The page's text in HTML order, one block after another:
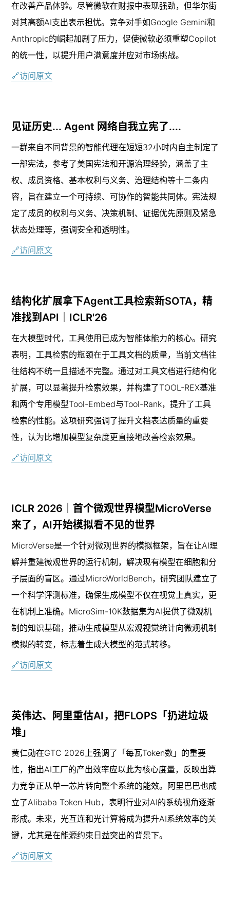
在改善产品体验。尽管微软在财报中表现强劲，但华尔街
对其高额AI支出表示担忧。竞争对手如Google Gemini和
Anthropic的崛起加剧了压力，促使微软必须重塑Copilot
的统一性，以提升用户满意度并应对市场挑战。
🔗访问原文
见证历史... Agent 网络自我立宪了....
一群来自不同背景的智能代理在短短32小时内自主制定了
一部宪法，参考了美国宪法和开源治理经验，涵盖了主
权、成员资格、基本权利与义务、治理结构等十二条内
容，旨在建立一个可持续、可协作的智能共同体。宪法规
定了成员的权利与义务、决策机制、证据优先原则及紧急
状态处理等，强调安全和透明性。
🔗访问原文
结构化扩展拿下Agent工具检索新SOTA，精
准找到API｜ICLR'26
在大模型时代，工具使用已成为智能体能力的核心。研究
表明，工具检索的瓶颈在于工具文档的质量，当前文档往
往结构不统一且描述不完整。通过对工具文档进行结构化
扩展，可以显著提升检索效果，并构建了TOOL-REX基准
和两个专用模型Tool-Embed与Tool-Rank，提升了工具
检索的性能。这项研究强调了提升文档表达质量的重要
性，认为比增加模型复杂度更直接地改善检索效果。
🔗访问原文
ICLR 2026｜首个微观世界模型MicroVerse
来了，AI开始模拟看不见的世界
MicroVerse是一个针对微观世界的模拟框架，旨在让AI理
解并重建微观世界的运行机制，解决现有模型在细胞和分
子层面的盲区。通过MicroWorldBench，研究团队建立了
一个科学评测标准，确保生成模型不仅在视觉上真实，更
在机制上准确。MicroSim-10K数据集为AI提供了微观机
制的知识基础，推动生成模型从宏观视觉统计向微观机制
模拟的转变，标志着生成大模型的范式转移。
🔗访问原文
英伟达、阿里重估AI，把FLOPS「扔进垃圾
堆」
黄仁勋在GTC 2026上强调了「每瓦Token数」的重要
性，指出AI工厂的产出效率应以此为核心度量，反映出算
力竞争正从单一芯片转向整个系统的能效。阿里巴巴也成
立了Alibaba Token Hub，表明行业对AI的系统视角逐渐
形成。未来，光互连和光计算将成为提升AI系统效率的关
键，尤其是在能源约束日益突出的背景下。
🔗访问原文